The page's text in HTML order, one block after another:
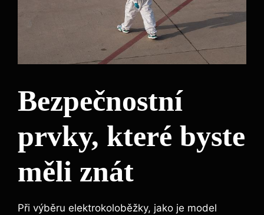
Bezpečnostní
prvky, které byste
měli znát
Při výběru elektrokoloběžky, jako je model